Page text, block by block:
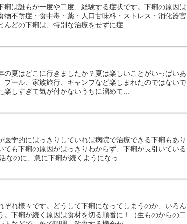
は誰もが一度や二度、経験する症状です。下痢の原因は
不耐症・食中毒・薬・人口甘味料・ストレス・消化器官
どの下痢は、特別な治療をせずに症...
夏はどこに行きましたか？夏は楽しいことがいっぱいあ
プール、家族旅行、キャンプなど楽しまれたのではないで
しすぎて気が付かないうちに溜めて...
学的にはっきりしていれば病院で治療できる下痢もあり
ても下痢の原因がはっきりわからず、下痢が長引いている
なのに、急に下痢が続くようになっ...
れ様々です。どうして下痢になってしまうのか、いろん
下痢が続く原因は食材を切る順番に！（生ものからの二